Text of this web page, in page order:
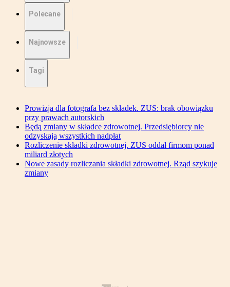
Polecane
Najnowsze
Tagi
Prowizja dla fotografa bez składek. ZUS: brak obowiązku
przy prawach autorskich
Będą zmiany w składce zdrowotnej. Przedsiębiorcy nie
odzyskają wszystkich nadpłat
Rozliczenie składki zdrowotnej. ZUS oddał firmom ponad
miliard złotych
Nowe zasady rozliczania składki zdrowotnej. Rząd szykuje
zmiany